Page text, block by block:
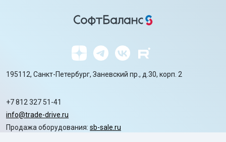
195112, Санкт-Петербург, Заневский пр., д.30, корп. 2
+7 812 327 51-41
info@trade-drive.ru
Продажа оборудования: sb-sale.ru